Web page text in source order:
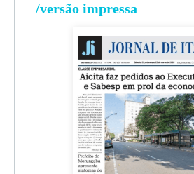
/versão impressa